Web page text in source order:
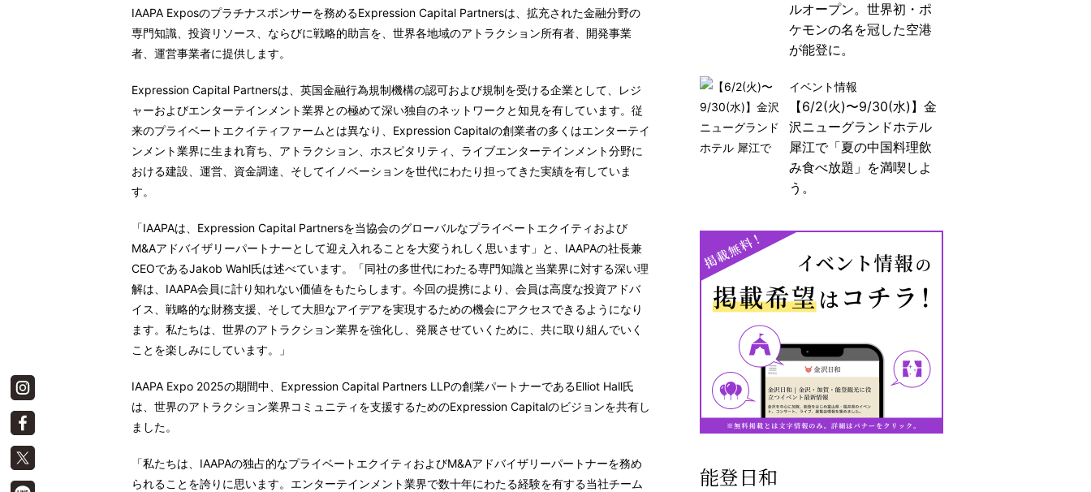
IAAPA Exposのプラチナスポンサーを務めるExpression Capital Partnersは、拡充された金融分野の
専門知識、投資リソース、ならびに戦略的助言を、世界各地域のアトラクション所有者、開発事業
者、運営事業者に提供します。
Expression Capital Partnersは、英国金融行為規制機構の認可および規制を受ける企業として、レジ
ャーおよびエンターテインメント業界との極めて深い独自のネットワークと知見を有しています。従
来のプライベートエクイティファームとは異なり、Expression Capitalの創業者の多くはエンターテイ
ンメント業界に生まれ育ち、アトラクション、ホスピタリティ、ライブエンターテインメント分野に
おける建設、運営、資金調達、そしてイノベーションを世代にわたり担ってきた実績を有していま
す。
「IAAPAは、Expression Capital Partnersを当協会のグローバルなプライベートエクイティおよび
M&Aアドバイザリーパートナーとして迎え入れることを大変うれしく思います」と、 IAAPAの社長兼
CEOであるJakob Wahl氏は述べています。「同社の多世代にわたる専門知識と当業界に対する深い理
解は、IAAPA会員に計り知れない価値をもたらします。今回の提携により、会員は高度な投資アドバ
イス、戦略的な財務支援、そして大胆なアイデアを実現するための機会にアクセスできるようになり
ます。私たちは、世界のアトラクション業界を強化し、発展させていくために、共に取り組んでいく
ことを楽しみにしています。」
IAAPA Expo 2025の期間中、 Expression Capital Partners LLPの創業パートナーであるElliot Hall氏
は、世界のアトラクション業界コミュニティを支援するためのExpression Capitalのビジョンを共有し
ました。
「私たちは、IAAPAの独占的なプライベートエクイティおよびM&Aアドバイザリーパートナーを務め
られることを誇りに思います。エンターテインメント業界で数十年にわたる経験を有する当社チーム
ルオープン。世界初・ポ
ケモンの名を冠した空港
が能登に。
イベント情報
【6/2(火)〜9/30(水)】金
沢ニューグランドホテル
犀江で「夏の中国料理飲
み食べ放題」を満喫しよ
う。
能登日和